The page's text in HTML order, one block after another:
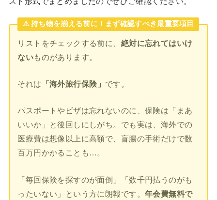
⚠️ 持ち物を揃える前に！まず確認すべき最重要項目
リストをチェックする前に、 絶対に忘れてはいけ
ないものがあります。
それは 「海外旅行保険」 です。
パスポートやビザは忘れないのに、保険は「まあ
いいか」と後回しにしがち。でも実は、海外での
医療費は想像以上に高額で、盲腸の手術だけで数
百万円かかることも…。
「毎回保険を探すのが面倒」「数千円払うのがも
ったいない」という方に朗報です。 年会費無料で